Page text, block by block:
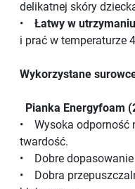
delikatnej skóry
• Łatwy w
i prać w temperaturze
Wykorzystane
Pianka Energyfoam
• Wysoka odporność
twardość.
• Dobre dopasowanie
• Dobra